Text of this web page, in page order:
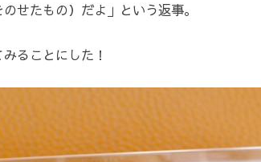
せたもの）だよ」という返事。
ることにした！